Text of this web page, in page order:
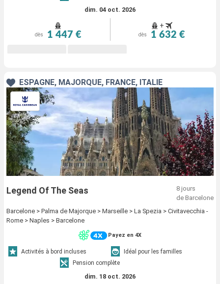
dim. 04 oct. 2026
dès 1 447 €
+
dès 1 632 €
ESPAGNE, MAJORQUE, FRANCE, ITALIE
Legend Of The Seas
8 jours
de Barcelone
Barcelone > Palma de Majorque > Marseille > La Spezia > Civitavecchia -
Rome > Naples > Barcelone
Payez en 4X
Activités à bord incluses
Idéal pour les familles
Pension complète
dim. 18 oct. 2026